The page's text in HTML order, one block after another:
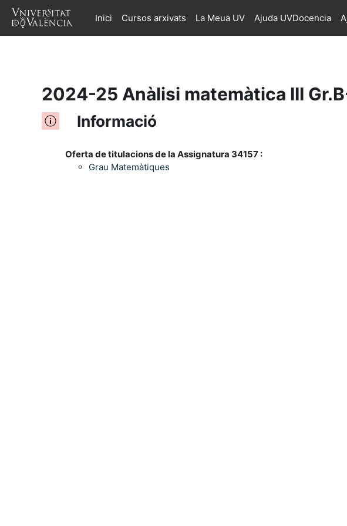
Ves al contingut principalInici Cursos arxivats La Meua UV Ajuda UVDocencia
2024-25 Anàlisi matemàtica III
Informació
Oferta de titulacions de la Assignatura 34157 :
Grau Matemàtiques